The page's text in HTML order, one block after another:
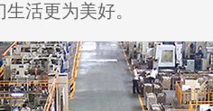
活更为美好。